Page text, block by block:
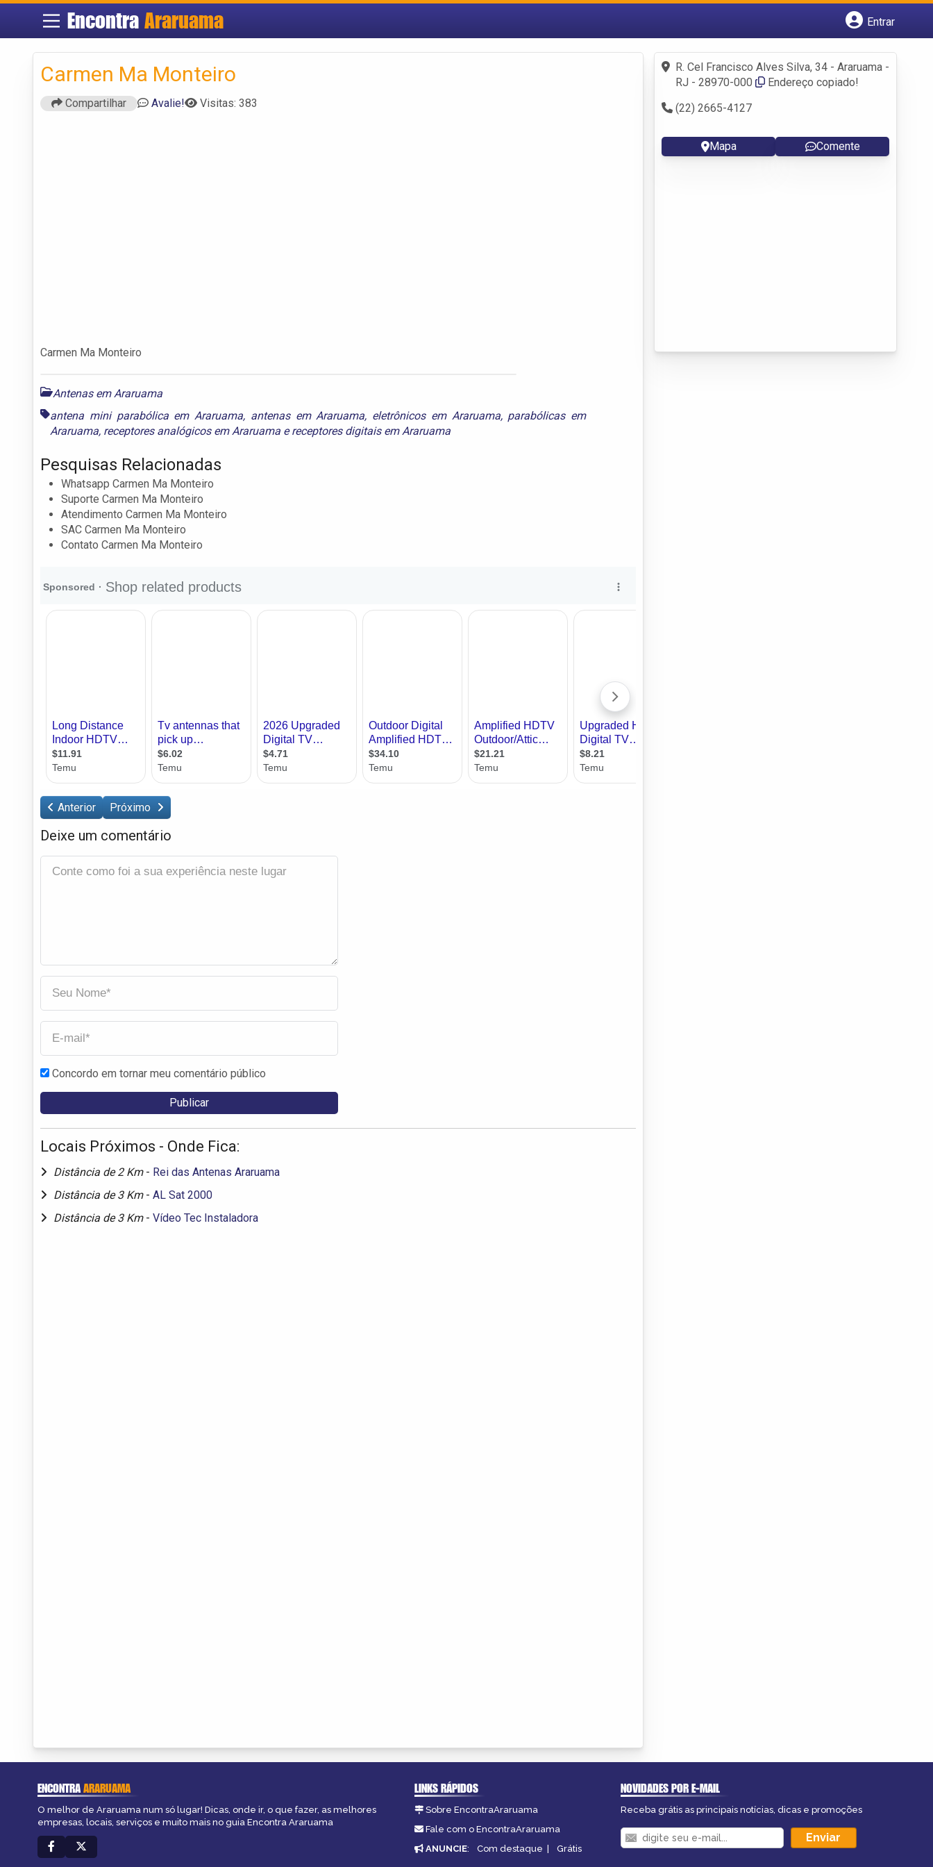
EncontraAraruama
Entrar
Fazer login
Criar conta
Carmen Ma Monteiro
Compartilhar Avalie! Visitas: 383
Carmen Ma Monteiro
Antenas em Araruama
antena mini parabólica em Araruama, antenas em Araruama, eletrônicos em Araruama, parabólicas em
Araruama, receptores analógicos em Araruama ereceptores digitais em Araruama
Pesquisas Relacionadas
Whatsapp Carmen Ma Monteiro
Suporte Carmen Ma Monteiro
Atendimento Carmen Ma Monteiro
SAC Carmen Ma Monteiro
Contato Carmen Ma Monteiro
Anterior Próximo
Deixe um comentário
Concordo em tornar meu comentário público
Locais Próximos - Onde Fica:
Distância de 2 Km - Rei das Antenas Araruama
Distância de 3 Km - AL Sat 2000
Distância de 3 Km - Vídeo Tec Instaladora
R. Cel Francisco Alves Silva, 34 - Araruama -
RJ - 28970-000
Endereço copiado!
(22) 2665-4127
Mapa Comente
ENCONTRAARARUAMA
O melhor de Araruama num só lugar! Dicas, onde ir, o que fazer, as melhores
empresas, locais, serviços e muito mais no guia Encontra Araruama
LINKS RÁPIDOS
Sobre EncontraAraruama
Fale com o EncontraAraruama
ANUNCIE: Com destaque | Grátis
NOVIDADES POR E-MAIL
Receba grátis as principais notícias, dicas e promoções